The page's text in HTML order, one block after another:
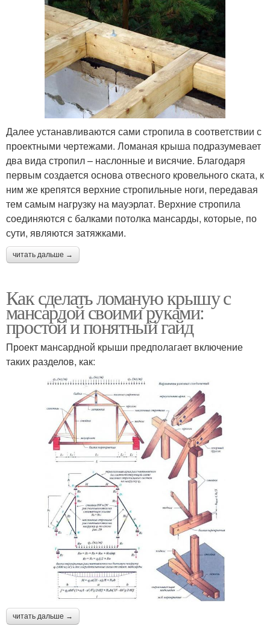
Далее устанавливаются сами стропила в соответствии с
проектными чертежами. Ломаная крыша подразумевает
два вида стропил – наслонные и висячие. Благодаря
первым создается основа отвесного кровельного ската, к
ним же крепятся верхние стропильные ноги, передавая
тем самым нагрузку на мауэрлат. Верхние стропила
соединяются с балками потолка мансарды, которые, по
сути, являются затяжками.
читать дальше →
Как сделать ломаную крышу с
мансардой своими руками:
простой и понятный гайд
Проект мансардной крыши предполагает включение
таких разделов, как:
читать дальше →